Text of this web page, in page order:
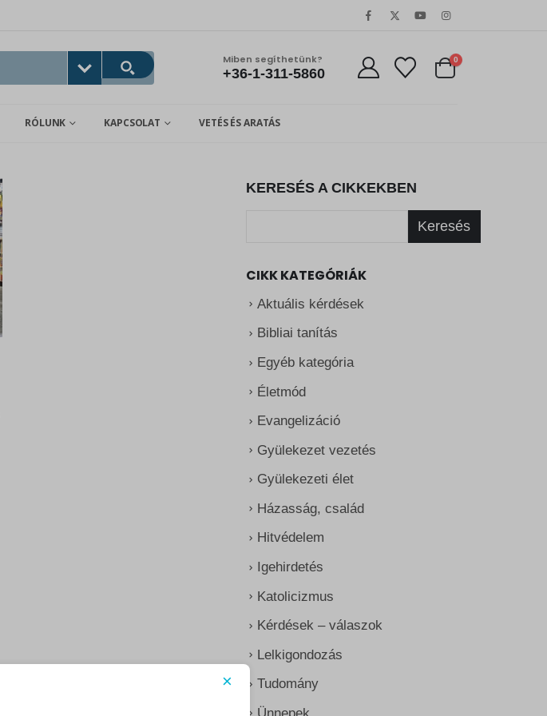
Miben segíthetünk?
+36-1-311-5860
0
RÓLUNK KAPCSOLAT VETÉS ÉS ARATÁS
KERESÉS A CIKKEKBEN
Keresés
CIKK KATEGÓRIÁK
Aktuális kérdések
Bibliai tanítás
Egyéb kategória
Életmód
Evangelizáció
Gyülekezet vezetés
Gyülekezeti élet
Házasság, család
Hitvédelem
Igehirdetés
Katolicizmus
Kérdések – válaszok
Lelkigondozás
Tudomány
×